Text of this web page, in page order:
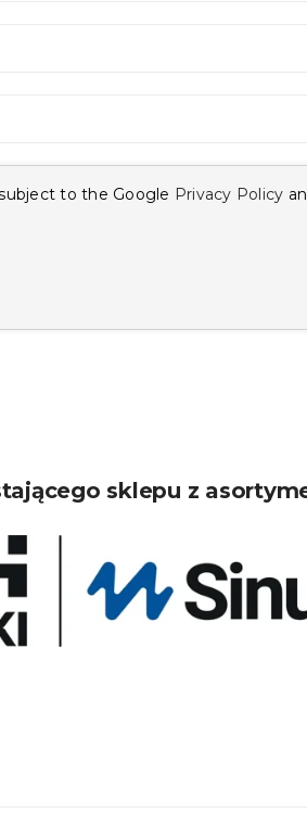
to the Google Privacy Policy
sklepu z